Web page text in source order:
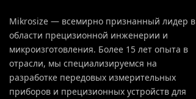
Mikrosize — всемирно признанный лидер в
области прецизионной инженерии и
микроизготовления. Более 15 лет опыта в
отрасли, мы специализируемся на
разработке передовых измерительных
приборов и прецизионных устройств для